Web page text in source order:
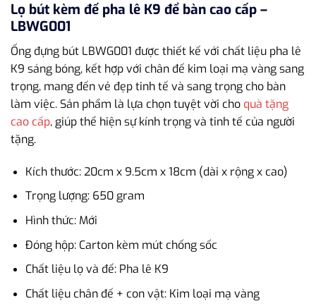
Lọ bút kèm đế pha lê K9 để bàn cao cấp –
LBWG001
Ống đựng bút LBWG001 được thiết kế với chất liệu pha lê
K9 sáng bóng, kết hợp với chân đế kim loại mạ vàng sang
trọng, mang đến vẻ đẹp tinh tế và sang trọng cho bàn
làm việc. Sản phẩm là lựa chọn tuyệt vời cho quà tặng
cao cấp, giúp thể hiện sự kính trọng và tinh tế của người
tặng.
Kích thước: 20cm x 9.5cm x 18cm (dài x rộng x cao)
Trọng lượng: 650 gram
Hình thức: Mới
Đóng hộp: Carton kèm mút chống sốc
Chất liệu lọ và đế: Pha lê K9
Chất liệu chân đế + con vật: Kim loại mạ vàng